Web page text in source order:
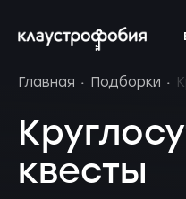
Главная Подборки
квесты